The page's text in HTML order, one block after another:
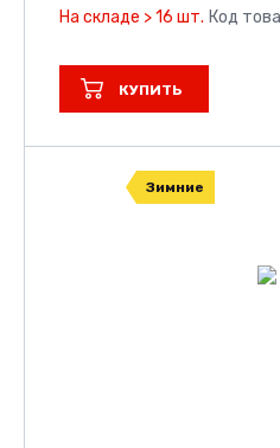
На складе > 16 шт. Код
КУПИТЬ
Зимние